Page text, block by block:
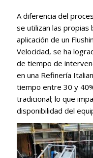
A diferencia del
se utilizan las propias
aplicación de un
Velocidad, se ha
de tiempo de
en una Refinería
tiempo entre 30 y
tradicional; lo que
disponibilidad del